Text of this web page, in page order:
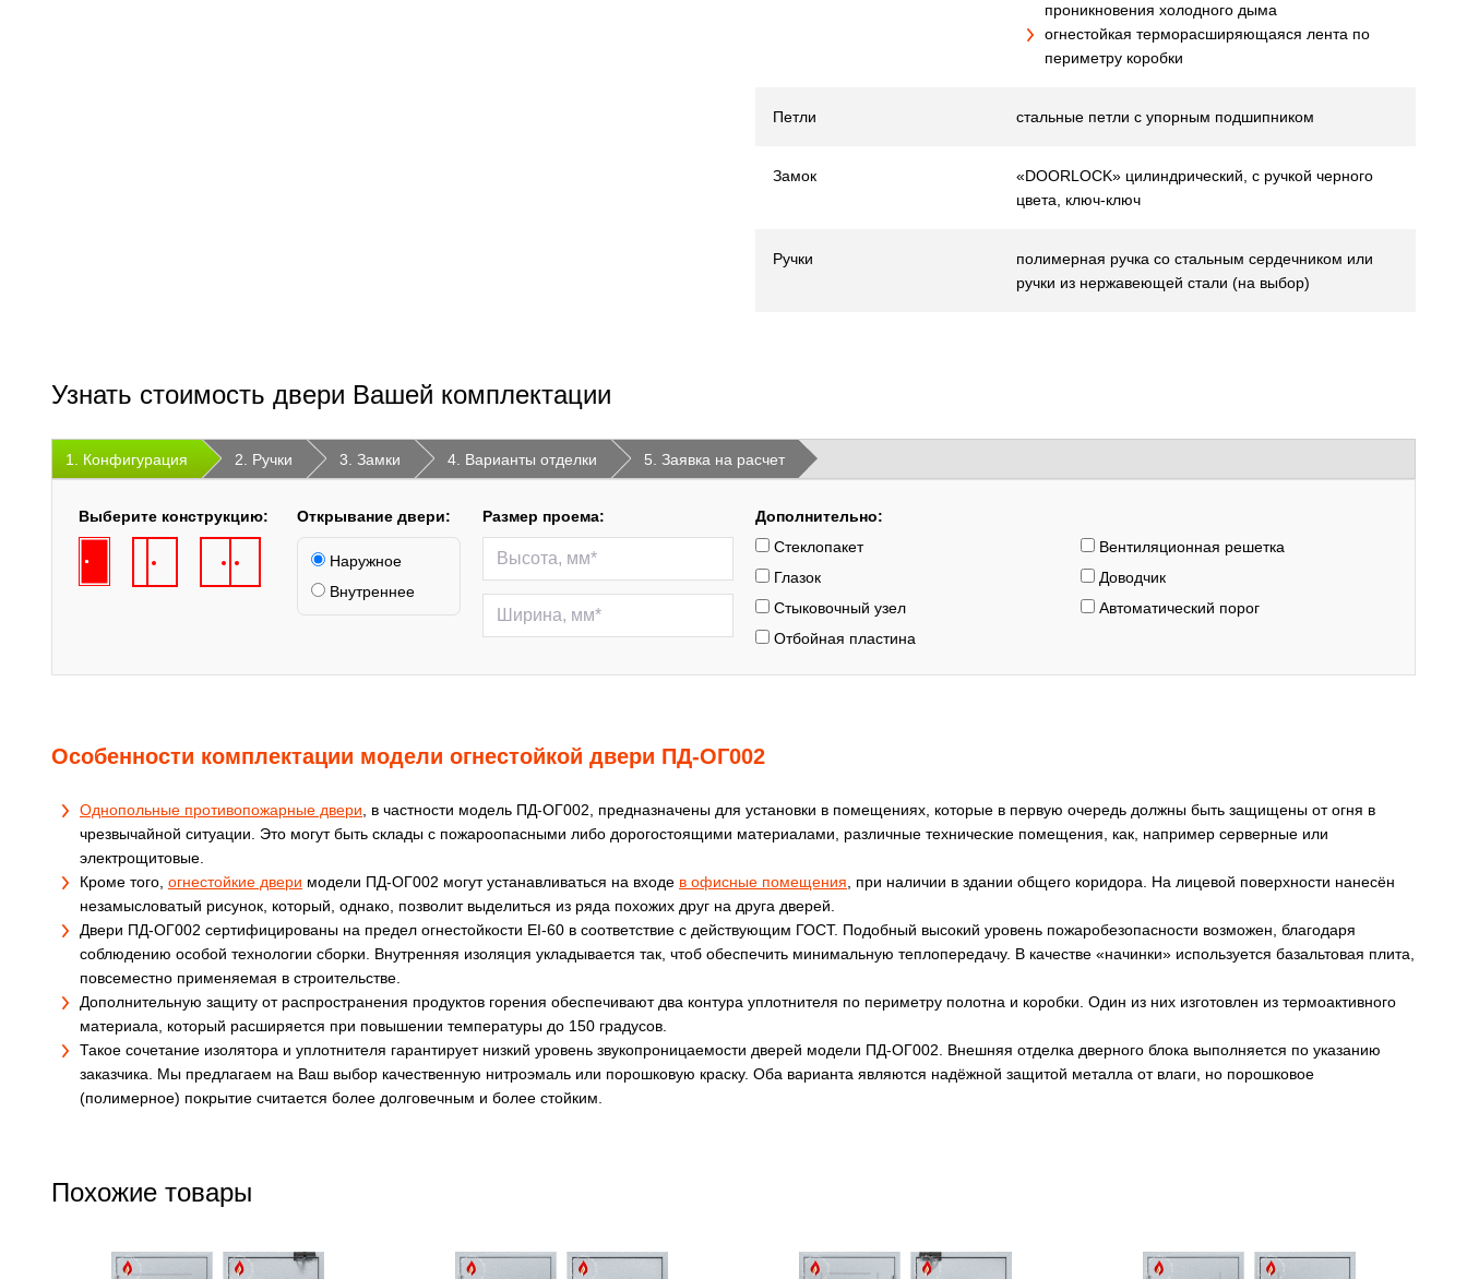
проникновения холодного дыма
огнестойкая терморасширяющаяся лента по
периметру коробки
Петли стальные петли с упорным подшипником
Замок
«DOORLOCK» цилиндрический, с ручкой черного
цвета, ключ-ключ
Ручки
полимерная ручка со стальным сердечником или
ручки из нержавеющей стали (на выбор)
Узнать стоимость двери Вашей комплектации
1. Конфигурация 2. Ручки 3. Замки 4. Варианты отделки 5. Заявка на расчет
Выберите конструкцию: Открывание двери:
Наружное
Внутреннее
Размер проема:
Дополнительно:
Стеклопакет
Вентиляционная решетка
Глазок
Доводчик
Стыковочный узел
Автоматический порог
Отбойная пластина
Особенности комплектации модели огнестойкой двери ПД-ОГ002
Однопольные противопожарные двери , в частности модель ПД-ОГ002, предназначены для установки в помещениях, которые в первую очередь должны быть защищены от огня в
чрезвычайной ситуации. Это могут быть склады с пожароопасными либо дорогостоящими материалами, различные технические помещения, как, например серверные или
электрощитовые.
Кроме того, огнестойкие двери модели ПД-ОГ002 могут устанавливаться на входе в офисные помещения , при наличии в здании общего коридора. На лицевой поверхности нанесён
незамысловатый рисунок, который, однако, позволит выделиться из ряда похожих друг на друга дверей.
Двери ПД-ОГ002 сертифицированы на предел огнестойкости EI-60 в соответствие с действующим ГОСТ. Подобный высокий уровень пожаробезопасности возможен, благодаря
соблюдению особой технологии сборки. Внутренняя изоляция укладывается так, чтоб обеспечить минимальную теплопередачу. В качестве «начинки» используется базальтовая плита,
повсеместно применяемая в строительстве.
Дополнительную защиту от распространения продуктов горения обеспечивают два контура уплотнителя по периметру полотна и коробки. Один из них изготовлен из термоактивного
материала, который расширяется при повышении температуры до 150 градусов.
Такое сочетание изолятора и уплотнителя гарантирует низкий уровень звукопроницаемости дверей модели ПД-ОГ002. Внешняя отделка дверного блока выполняется по указанию
заказчика. Мы предлагаем на Ваш выбор качественную нитроэмаль или порошковую краску. Оба варианта являются надёжной защитой металла от влаги, но порошковое
(полимерное) покрытие считается более долговечным и более стойким.
Похожие товары